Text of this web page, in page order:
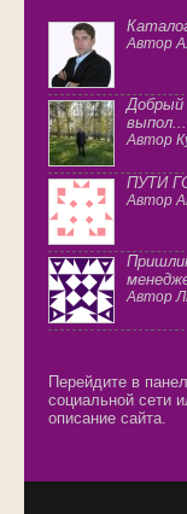
Автор
выпол...
Автор
ПУТИ
Автор
Автор
Перейдите в
социальной сети
описание сайта.